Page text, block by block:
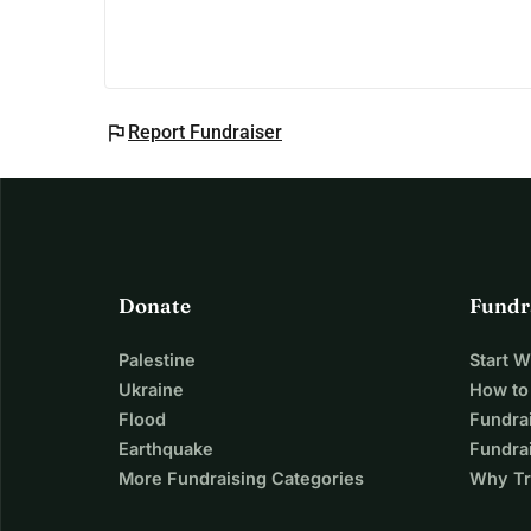
flag Report Fundraiser
Donate
Palestine
Ukraine
Flood
Earthquake
More Fundraising Categories
Start
How
Why